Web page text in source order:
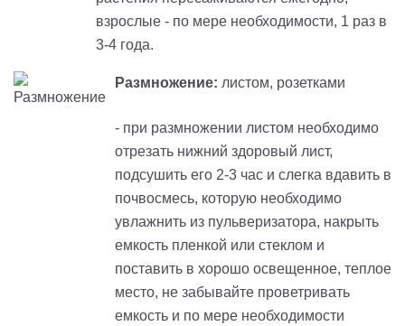
взрослые - по мере необходимости, 1 раз в
3-4 года.
Размножение: листом, розетками
- при размножении листом необходимо
отрезать нижний здоровый лист,
подсушить его 2-3 час и слегка вдавить в
почвосмесь, которую необходимо
увлажнить из пульверизатора, накрыть
емкость пленкой или стеклом и
поставить в хорошо освещенное, теплое
место, не забывайте проветривать
емкость и по мере необходимости